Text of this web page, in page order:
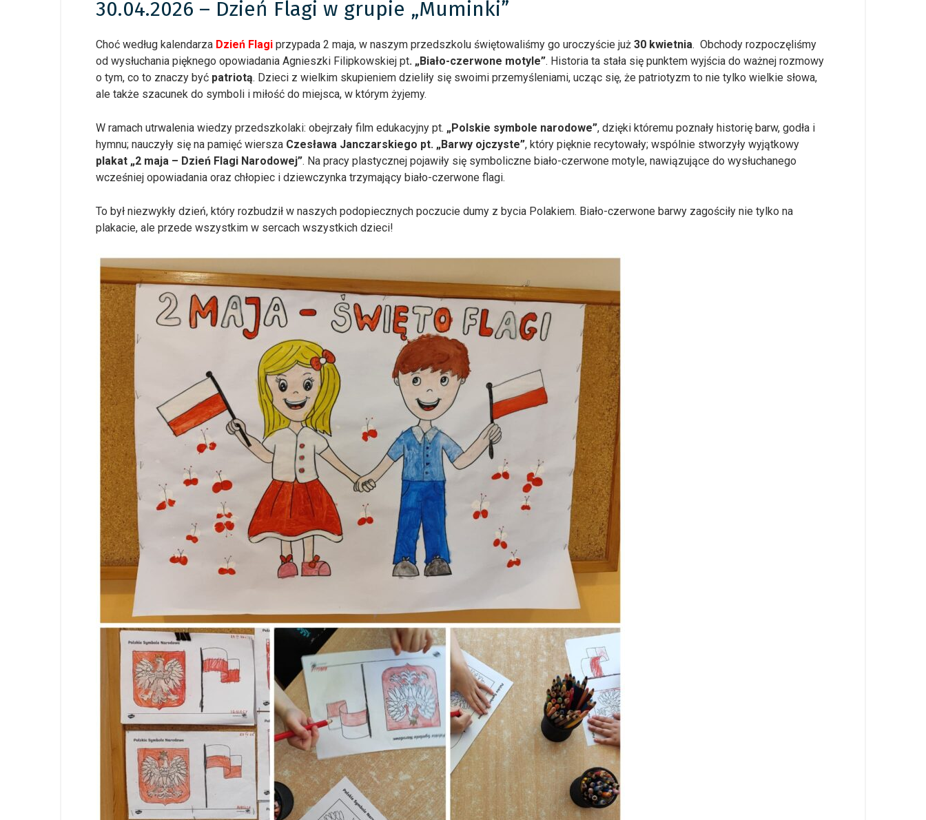
30.04.2026 – Dzień Flagi w grupie „Muminki”
Choć według kalendarza Dzień Flagi przypada 2 maja, w naszym przedszkolu świętowaliśmy go uroczyście już 30 kwietnia. Obchody rozpoczęliśmy
od wysłuchania pięknego opowiadania Agnieszki Filipkowskiej pt. „Biało-czerwone motyle”. Historia ta stała się punktem wyjścia do ważnej rozmowy
o tym, co to znaczy być patriotą. Dzieci z wielkim skupieniem dzieliły się swoimi przemyśleniami, ucząc się, że patriotyzm to nie tylko wielkie słowa,
ale także szacunek do symboli i miłość do miejsca, w którym żyjemy.
W ramach utrwalenia wiedzy przedszkolaki: obejrzały film edukacyjny pt. „Polskie symbole narodowe”, dzięki któremu poznały historię barw, godła i
hymnu; nauczyły się na pamięć wiersza Czesława Janczarskiego pt. „Barwy ojczyste”, który pięknie recytowały; wspólnie stworzyły wyjątkowy
plakat „2 maja – Dzień Flagi Narodowej”. Na pracy plastycznej pojawiły się symboliczne biało-czerwone motyle, nawiązujące do wysłuchanego
wcześniej opowiadania oraz chłopiec i dziewczynka trzymający biało-czerwone flagi.
To był niezwykły dzień, który rozbudził w naszych podopiecznych poczucie dumy z bycia Polakiem. Biało-czerwone barwy zagościły nie tylko na
plakacie, ale przede wszystkim w sercach wszystkich dzieci!